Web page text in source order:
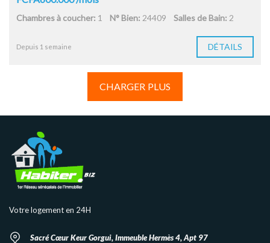
Chambres à coucher: 1 N° Bien: 24409 Salles de Bain: 2
Depuis 1 semaine DÉTAILS
CHARGER PLUS
Votre logement en 24H
Sacré Cœur Keur Gorgui, Immeuble Hermès 4, Apt 97